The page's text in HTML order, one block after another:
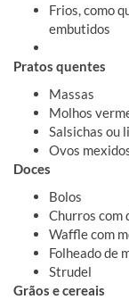
Frios, como
embutidos
Pratos quentes
Massas
Molhos
Salsichas ou
Ovos
Doces
Bolos
Churros com
Waffle com
Folheado de
Strudel
Grãos e cereais